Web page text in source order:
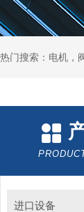
热门搜索：电机，
进口设备